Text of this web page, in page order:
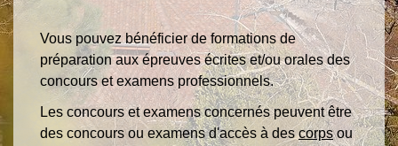
Vous pouvez bénéficier de formations de
préparation aux épreuves écrites et/ou orales des
concours et examens professionnels.
Les concours et examens concernés peuvent être
des concours ou examens d'accès à descorpsou